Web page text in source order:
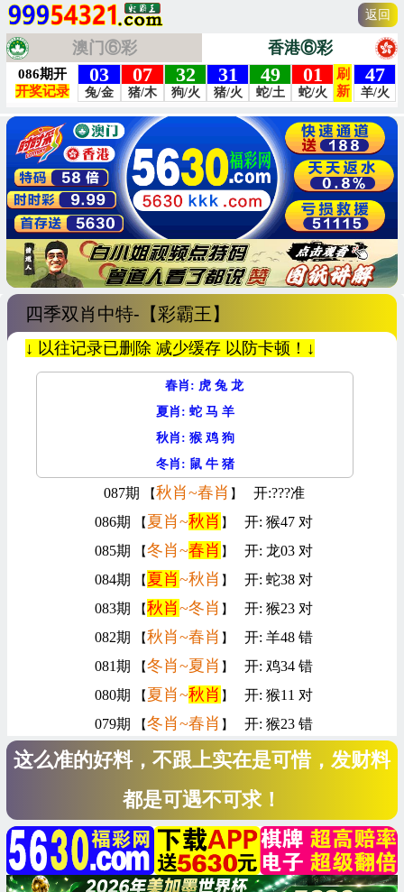
返回
澳门⑥彩 香港⑥彩